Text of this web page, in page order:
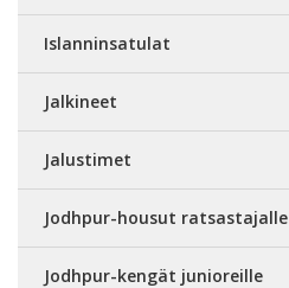
Islanninsatulat
Jalkineet
Jalustimet
Jodhpur-housut ratsastajalle
Jodhpur-kengät junioreille